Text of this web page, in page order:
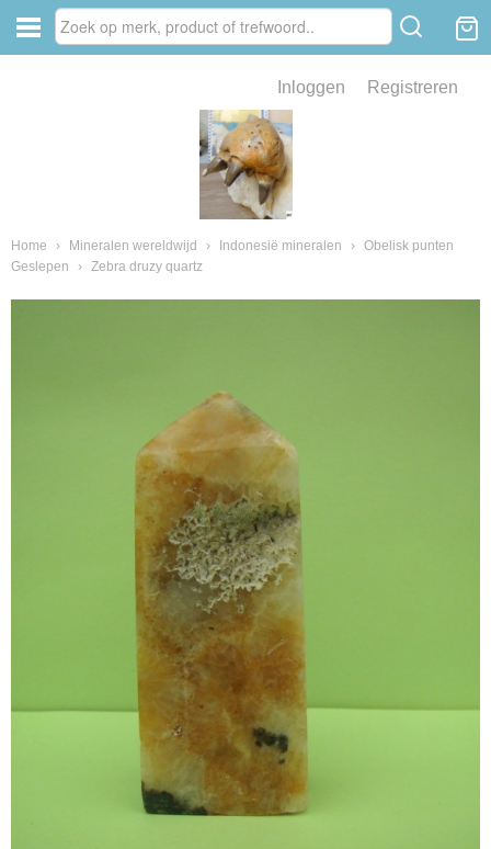
Inloggen Registreren
Home › Mineralen wereldwijd › Indonesië mineralen › Obelisk punten
Geslepen
› Zebra druzy quartz
van fossielen en mineralen